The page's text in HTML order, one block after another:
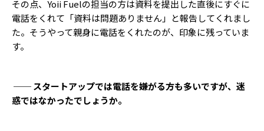
その点、Yoii Fuelの担当の方は資料を提出した直後にすぐに
電話をくれて「資料は問題ありません」と報告してくれまし
た。そうやって親身に電話をくれたのが、印象に残っていま
す。
── スタートアップでは電話を嫌がる方も多いですが、迷
惑ではなかったでしょうか。